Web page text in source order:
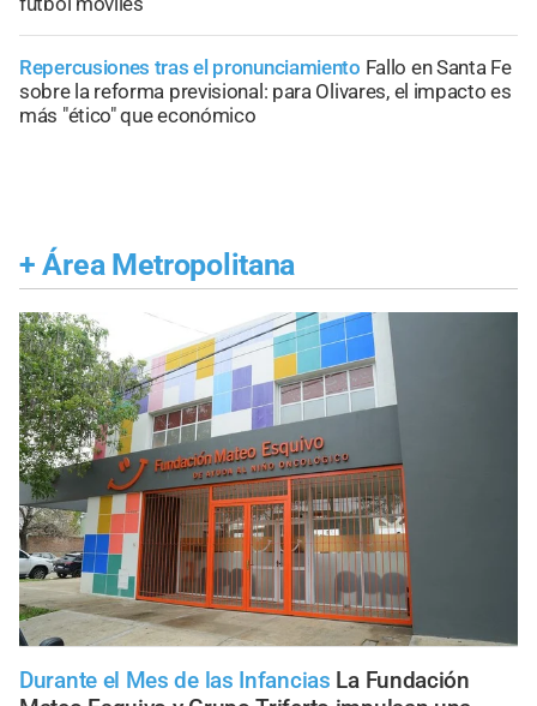
Repercusiones tras el pronunciamiento Fallo en Santa Fe
sobre la reforma previsional: para Olivares, el impacto es
más "ético" que económico
+ Área Metropolitana
Durante el Mes de las Infancias La Fundación